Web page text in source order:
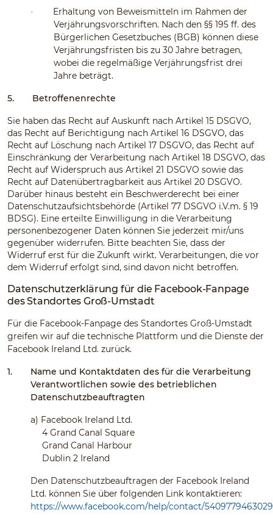
·
Erhaltung von Beweismitteln im Rahmen der
Verjährungsvorschriften. Nach den §§ 195 ff. des
Bürgerlichen Gesetzbuches (BGB) können diese
Verjährungsfristen bis zu 30 Jahre betragen,
wobei die regelmäßige Verjährungsfrist drei
Jahre beträgt.
5. Betroffenenrechte
Sie haben das Recht auf Auskunft nach Artikel 15 DSGVO,
das Recht auf Berichtigung nach Artikel 16 DSGVO, das
Recht auf Löschung nach Artikel 17 DSGVO, das Recht auf
Einschränkung der Verarbeitung nach Artikel 18 DSGVO, das
Recht auf Widerspruch aus Artikel 21 DSGVO sowie das
Recht auf Datenübertragbarkeit aus Artikel 20 DSGVO.
Darüber hinaus besteht ein Beschwerderecht bei einer
Datenschutzaufsichtsbehörde (Artikel 77 DSGVO i.V.m. § 19
BDSG). Eine erteilte Einwilligung in die Verarbeitung
personenbezogener Daten können Sie jederzeit mir/uns
gegenüber widerrufen. Bitte beachten Sie, dass der
Widerruf erst für die Zukunft wirkt. Verarbeitungen, die vor
dem Widerruf erfolgt sind, sind davon nicht betroffen.
Datenschutzerklärung für die Facebook-Fanpage
des Standortes Groß-Umstadt
Für die Facebook-Fanpage des Standortes Groß-Umstadt
greifen wir auf die technische Plattform und die Dienste der
Facebook Ireland Ltd. zurück.
1.
Name und Kontaktdaten des für die Verarbeitung
Verantwortlichen sowie des betrieblichen
Datenschutzbeauftragten
a) Facebook Ireland Ltd.
4 Grand Canal Square
Grand Canal Harbour
Dublin 2 Ireland
Den Datenschutzbeauftragen der Facebook Ireland
Ltd. können Sie über folgenden Link kontaktieren:
https://www.facebook.com/help/contact/